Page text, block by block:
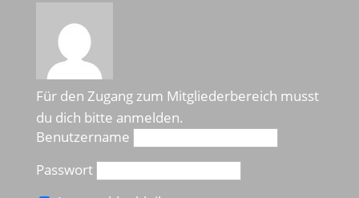
Für den Zugang zum Mitgliederbereich musst
du dich bitte anmelden.
Benutzername
Passwort